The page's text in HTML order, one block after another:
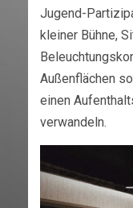
Jugend-
kleiner Bühne,
Außenflächen
einen
verwandeln.